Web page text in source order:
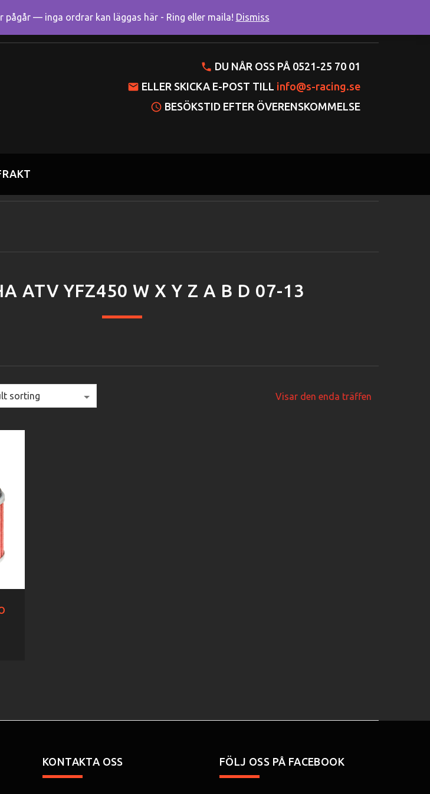
Mitt konto Varukorgen
DU NÅR OSS PÅ 0521-25 70 01
ELLER SKICKA E-POST TILL info@s-racing.se
BESÖKSTID EFTER ÖVERENSKOMMELSE
ATV YFZ450 W X Y Z A B D 07-13
Visar den enda träffen
KONTAKTA OSS FÖLJ OSS PÅ FACEBOOK
pågår — inga ordrar kan läggas här - Ring eller maila! Dismiss